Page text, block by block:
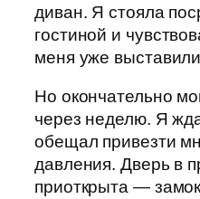
диван. Я стояла
гостиной и
меня уже
Но окончательно
через неделю. Я
обещал привезти
давления. Дверь в
приоткрыта —